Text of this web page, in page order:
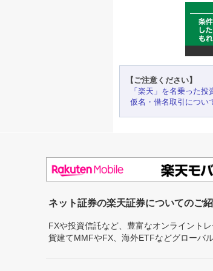
【ご注意ください】
「楽天」を名乗った
仮名・借名取引につい
ネット証券の楽天証券についてのご
FXや投資信託など、豊富なオンライント
貨建てMMFやFX、海外ETFなどグローバ